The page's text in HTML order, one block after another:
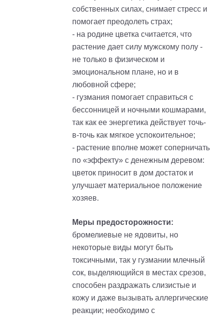
собственных силах, снимает стресс и
помогает преодолеть страх;
- на родине цветка считается, что
растение дает силу мужскому полу -
не только в физическом и
эмоциональном плане, но и в
любовной сфере;
- гузмания помогает справиться с
бессонницей и ночными кошмарами,
так как ее энергетика действует точь-
в-точь как мягкое успокоительное;
- растение вполне может соперничать
по «эффекту» с денежным деревом:
цветок приносит в дом достаток и
улучшает материальное положение
хозяев.
Меры предосторожности:
бромелиевые не ядовиты, но
некоторые виды могут быть
токсичными, так у гузмании млечный
сок, выделяющийся в местах срезов,
способен раздражать слизистые и
кожу и даже вызывать аллергические
реакции; необходимо с